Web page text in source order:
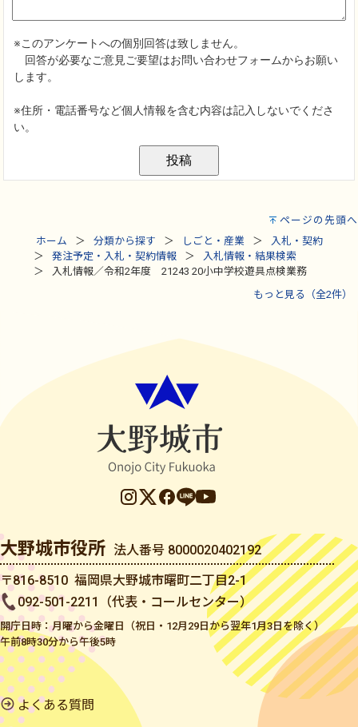
ページの先頭へ
ホーム
分類から探す しごと・産業
入札・契約
発注予定・入札・契約情報
入札情報・結果検索
入札情報／令和2年度 21243 20小中学校遊具点検業務
もっと見る（全2件）
大野城市役所 法人番号 8000020402192
〒816-8510 福岡県大野城市曙町二丁目2-1
092-501-2211（代表・コールセンター）
開庁日時：月曜から金曜日（祝日・12月29日から翌年1月3日を除く）
午前8時30分から午後5時
よくある質問